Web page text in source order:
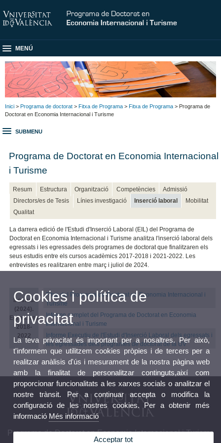
MENÚ
Inici > Programa de doctorat > Fitxa de Programa > Fitxa de Programa > Programa de
Doctorat en Economia Internacional i Turisme
SUBMENU
Programa de Doctorat en Economia Internacional
i Turisme
Resum Estructura Organització Competències
Admissió
Directors/es de Tesis
Línies investigació Inserció laboral
Mobilitat
Qualitat
La darrera edició de l'Estudi d'Inserció Laboral (EIL) del Programa de
Doctorat en Economia Internacional i Turisme analitza l'inserció laboral dels
egressats i les egressades dels programes de doctorat que finalitzaren els
seus estudis entre els cursos acadèmics 2017-2018 i 2021-2022. Les
entrevistes es realitzaren entre març i juliol de 2024.
II estudi
(2024).
Egressats
2018-
2022
Fitxa del Programa de Doctorat en Economia Internacional i
Turisme
Informe complet del Programa de Doctorat en Economia
Internacional i Turisme
Informe Executiu de l'Estudi d'Inserció Laboral dels egressats i
les egressades dels programes de doctorat de la UV
Programa de Doctorat en Economia Internacional i Turisme
Cookies i política de
privacitat
La teva privacitat és important per a nosaltres. Per això,
t'informem que utilitzem cookies pròpies i de tercers per a
realitzar anàlisis d'ús i mesurament de la nostra pàgina web
amb la finalitat de personalitzar continguts,així com
proporcionar funcionalitats a les xarxes socials o analitzar el
nostre trànsit. Per a continuar accepta o modifica la
configuració de les nostres cookies. Per a obtenir més
informació Més informació
Acceptar tot